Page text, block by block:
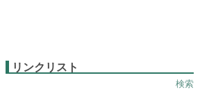
リンクリスト
検索